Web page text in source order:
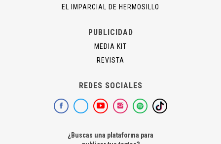
EL IMPARCIAL DE HERMOSILLO
PUBLICIDAD
MEDIA KIT
REVISTA
REDES SOCIALES
¿Buscas una plataforma para